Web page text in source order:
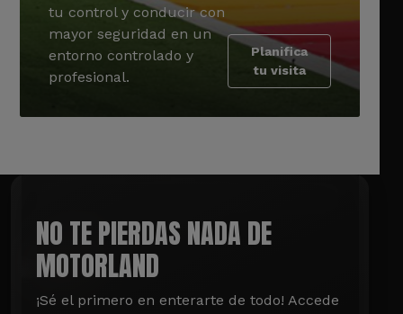
tu control y conducir con
mayor seguridad en un
entorno controlado y
profesional.
Planifica
tu visita
NO TE PIERDAS NADA DE
MOTORLAND
¡Sé el primero en enterarte de todo! Accede